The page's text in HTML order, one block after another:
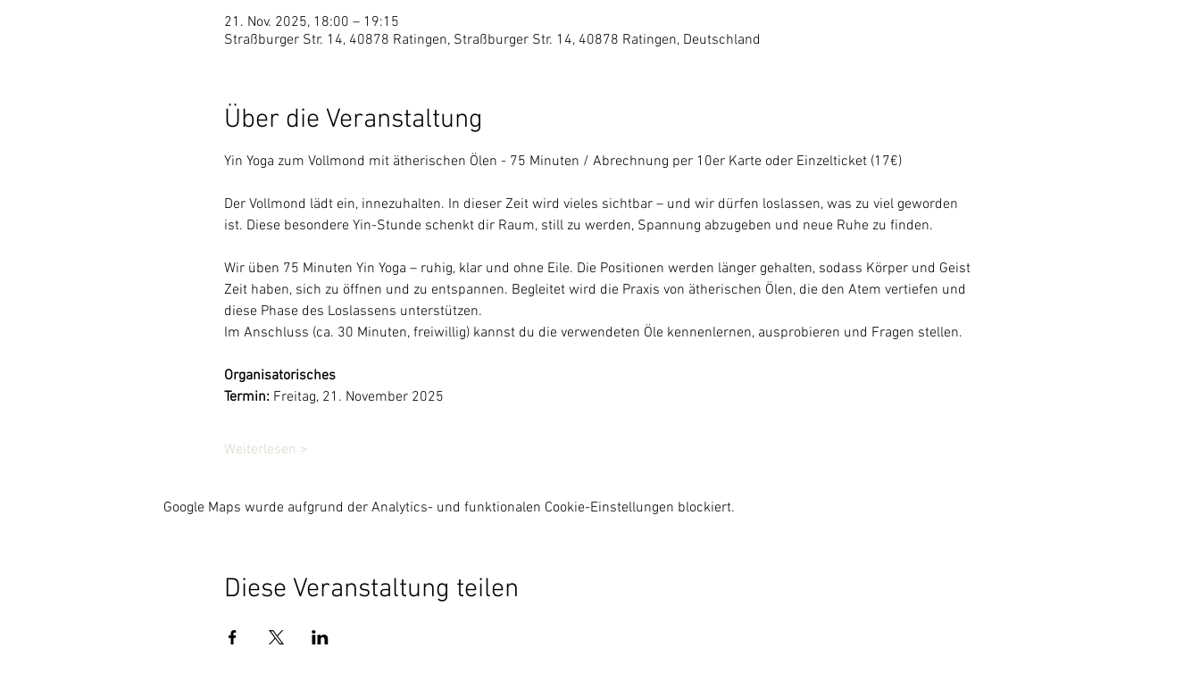
21. Nov. 2025, 18:00 – 19:15
Straßburger Str. 14, 40878 Ratingen, Straßburger Str. 14, 40878 Ratingen, Deutschland
Über die Veranstaltung
Yin Yoga zum Vollmond mit ätherischen Ölen - 75 Minuten / Abrechnung per 10er Karte oder Einzelticket (17€)
Der Vollmond lädt ein, innezuhalten. In dieser Zeit wird vieles sichtbar – und wir dürfen loslassen, was zu viel geworden
ist. Diese besondere Yin-Stunde schenkt dir Raum, still zu werden, Spannung abzugeben und neue Ruhe zu finden.
Wir üben 75 Minuten Yin Yoga – ruhig, klar und ohne Eile. Die Positionen werden länger gehalten, sodass Körper und Geist
Zeit haben, sich zu öffnen und zu entspannen. Begleitet wird die Praxis von ätherischen Ölen, die den Atem vertiefen und
diese Phase des Loslassens unterstützen.
Im Anschluss (ca. 30 Minuten, freiwillig) kannst du die verwendeten Öle kennenlernen, ausprobieren und Fragen stellen.
Organisatorisches
Termin: Freitag, 21. November 2025
Weiterlesen >
Google Maps wurde aufgrund der Analytics- und funktionalen Cookie-Einstellungen blockiert.
Diese Veranstaltung teilen